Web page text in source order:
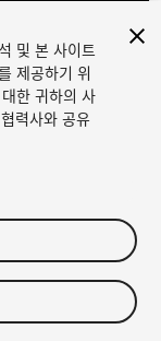
및 본 사이트
제공하기 위
한 귀하의 사
력사와 공유